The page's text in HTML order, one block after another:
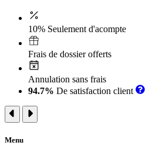
10% Seulement d'acompte
Frais de dossier offerts
Annulation sans frais
94.7% De satisfaction client
Menu